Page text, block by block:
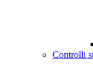
Controlli